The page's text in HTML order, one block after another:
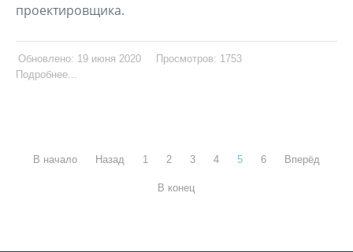
проектировщика.
Обновлено: 19 июня 2020
Просмотров: 1753
Подробнее...
В начало Назад 1 2 3 4 5 6 Вперёд
В конец